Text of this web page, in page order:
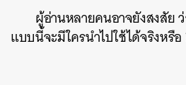
ผู้อ่านหลายคนอาจยังสงสัย
แบบนี้จะมีใครนำไปใช้ได้จริงหรือ